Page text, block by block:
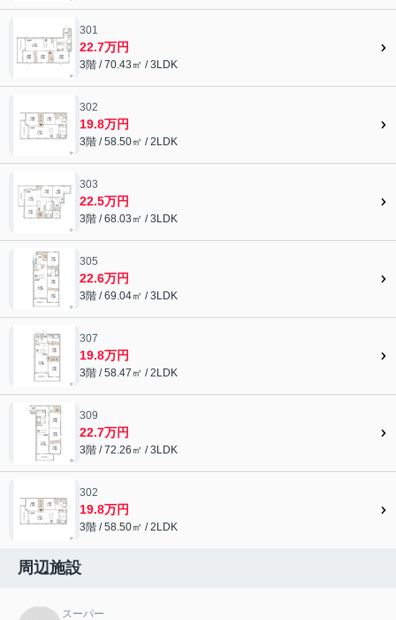
301
22.7万円
3階 / 70.43㎡ / 3LDK
302
19.8万円
3階 / 58.50㎡ / 2LDK
303
22.5万円
3階 / 68.03㎡ / 3LDK
305
22.6万円
3階 / 69.04㎡ / 3LDK
307
19.8万円
3階 / 58.47㎡ / 2LDK
309
22.7万円
3階 / 72.26㎡ / 3LDK
302
19.8万円
3階 / 58.50㎡ / 2LDK
周辺施設
スーパー